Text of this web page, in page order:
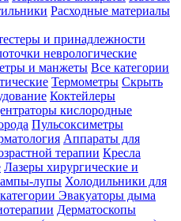
Расходные материалы
и принадлежности
неврологические
и манжеты Все категории
Термометры Скрыть
Коктейлеры
кислородные
Пульсоксиметры
Аппараты для
терапии Кресла
Лазеры хирургические и
лупы Холодильники для
Эвакуаторы дыма
Дерматоскопы